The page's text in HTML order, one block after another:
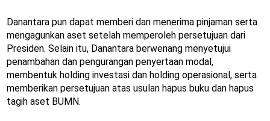
Danantara pun dapat memberi dan menerima pinjaman serta
mengagunkan aset setelah memperoleh persetujuan dari
Presiden. Selain itu, Danantara berwenang menyetujui
penambahan dan pengurangan penyertaan modal,
membentuk holding investasi dan holding operasional, serta
memberikan persetujuan atas usulan hapus buku dan hapus
tagih aset BUMN.